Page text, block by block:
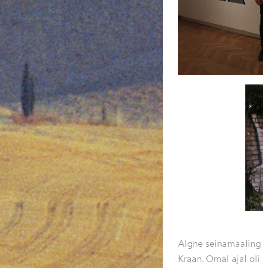
Algne seinamaaling
Kraan. Omal ajal oli